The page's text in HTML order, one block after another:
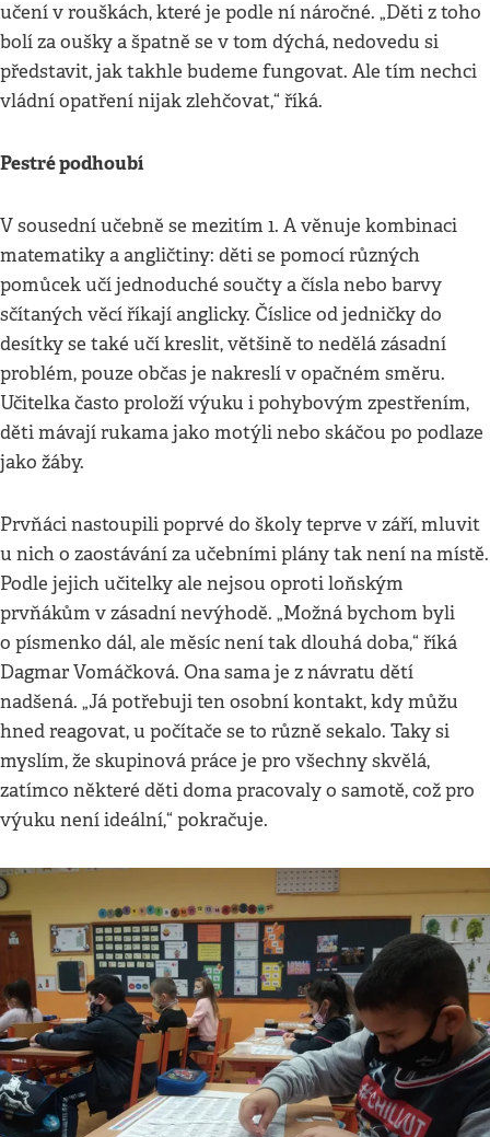
učení v rouškách, které je podle ní náročné. „Děti z toho
bolí za oušky a špatně se v tom dýchá, nedovedu si
představit, jak takhle budeme fungovat. Ale tím nechci
vládní opatření nijak zlehčovat,“ říká.
Pestré podhoubí
V sousední učebně se mezitím 1. A věnuje kombinaci
matematiky a angličtiny: děti se pomocí různých
pomůcek učí jednoduché součty a čísla nebo barvy
sčítaných věcí říkají anglicky. Číslice od jedničky do
desítky se také učí kreslit, většině to nedělá zásadní
problém, pouze občas je nakreslí v opačném směru.
Učitelka často proloží výuku i pohybovým zpestřením,
děti mávají rukama jako motýli nebo skáčou po podlaze
jako žáby.
Prvňáci nastoupili poprvé do školy teprve v září, mluvit
u nich o zaostávání za učebními plány tak není na místě.
Podle jejich učitelky ale nejsou oproti loňským
prvňákům v zásadní nevýhodě. „Možná bychom byli
o písmenko dál, ale měsíc není tak dlouhá doba,“ říká
Dagmar Vomáčková. Ona sama je z návratu dětí
nadšená. „Já potřebuji ten osobní kontakt, kdy můžu
hned reagovat, u počítače se to různě sekalo. Taky si
myslím, že skupinová práce je pro všechny skvělá,
zatímco některé děti doma pracovaly o samotě, což pro
výuku není ideální,“ pokračuje.